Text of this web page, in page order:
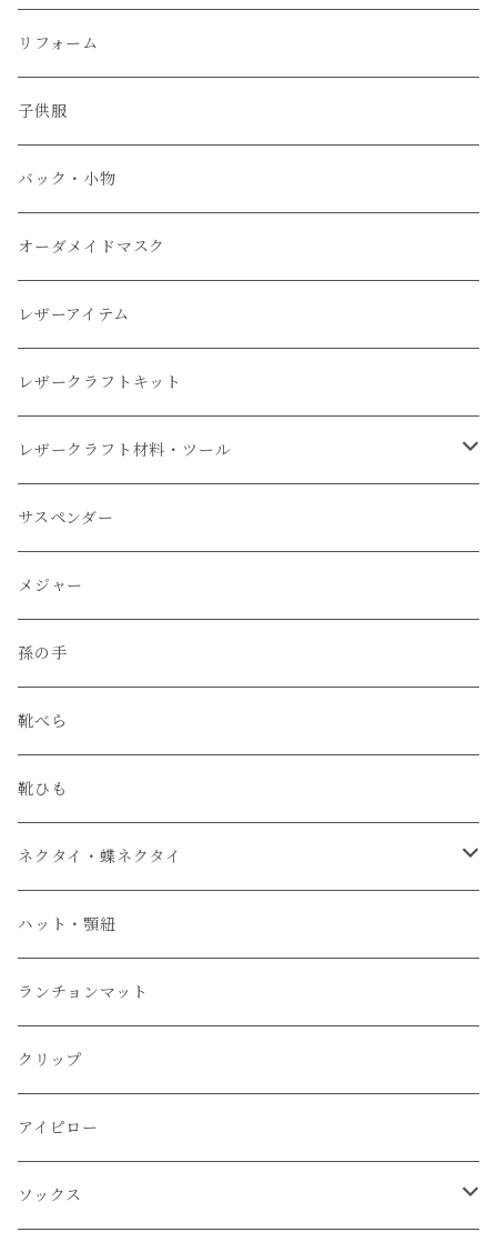
ぬいぐるみ服
子供服
小物
リフォーム
子供服
バック・小物
オーダメイドマスク
レザーアイテム
レザークラフトキット
レザークラフト材料・ツール
レザークラフトツール
レザークラフト材料
サスペンダー
メジャー
孫の手
靴べら
靴ひも
ネクタイ・蝶ネクタイ
ワンタッチネクタイ
蝶ネクタイ
ハット・顎紐
ランチョンマット
クリップ
アイピロー
ソックス